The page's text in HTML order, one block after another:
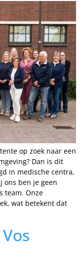
op zoek naar een
Dan is dit
in medische centra,
ons ben je geen
team. Onze
wat betekent dat